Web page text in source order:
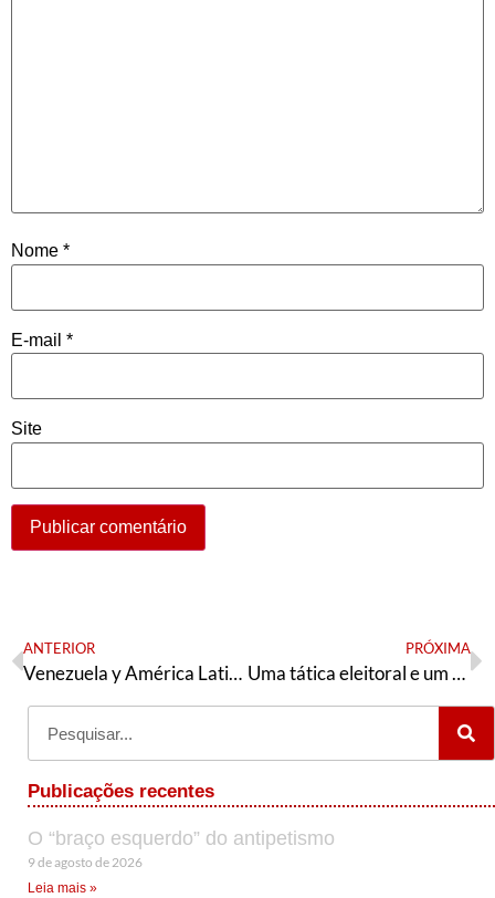
Nome *
E-mail *
Site
ANTERIOR
Venezuela y América Latina en el contexto del conflicto global actual
PRÓXIMA
Uma tática eleitoral e um Partido dos Trabalhadores para tempos de guerra
Publicações recentes
O “braço esquerdo” do antipetismo
9 de agosto de 2026
Leia mais »